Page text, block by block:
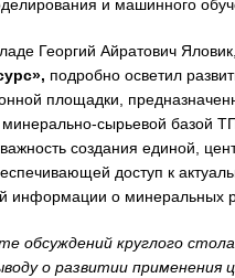
и машинного
Георгий Айратович Яловик,
подробно осветил
площадки,
сырьевой базой
создания единой,
доступ к
информации о минеральных
обсуждений круглого
о развитии применения